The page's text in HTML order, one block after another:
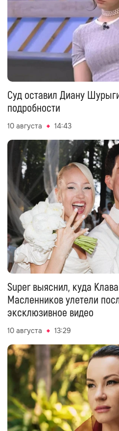
Суд оставил Диану
подробности
10 августа 14:43
Super выяснил, куда
Масленников улетели
эксклюзивное видео
10 августа 13:29